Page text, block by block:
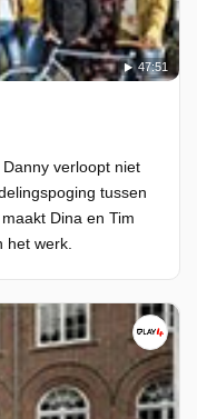
47:51
verloopt niet
tussen
Dina en Tim
het werk.